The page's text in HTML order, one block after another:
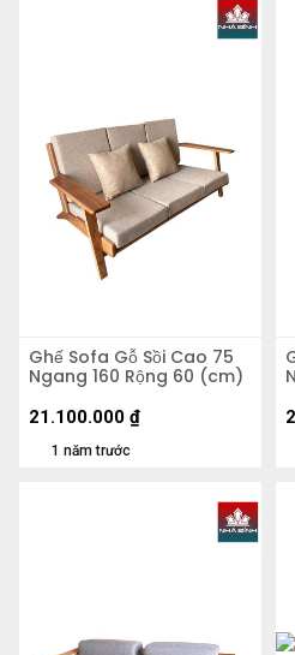
Ghế Sofa Gỗ Sồi Cao 75
Ngang 160 Rộng 60 (cm)
1 năm trước
21.100.000 ₫